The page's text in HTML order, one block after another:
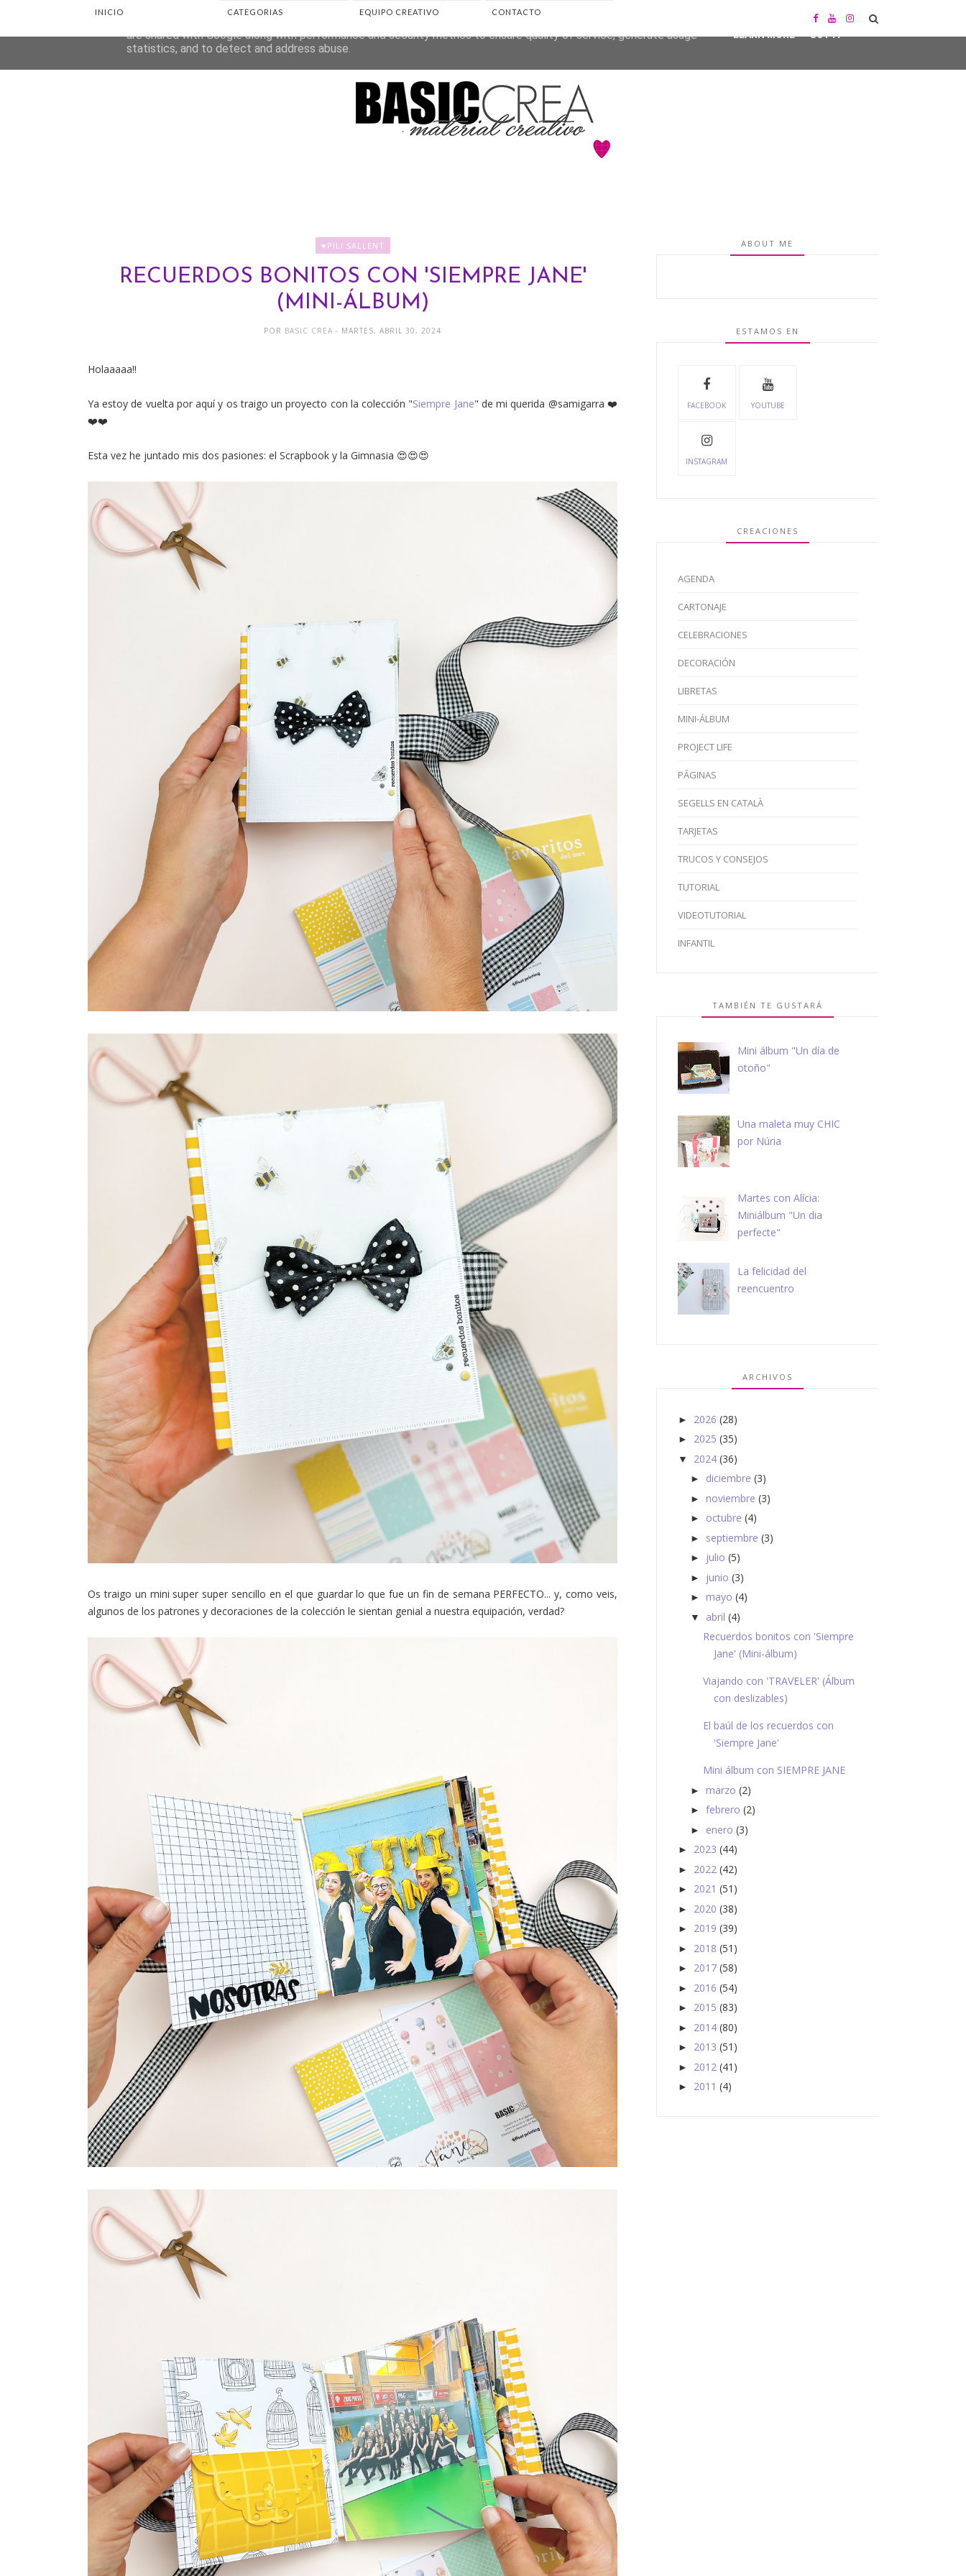
INICIO CATEGORIAS EQUIPO CREATIVO CONTACTO
♥PILI SALLENT
RECUERDOS BONITOS CON 'SIEMPRE JANE'
(MINI-ÁLBUM)
POR BASIC CREA - MARTES, ABRIL 30, 2024
Holaaaaa!!
Ya estoy de vuelta por aquí y os traigo un proyecto con la colección "Siempre Jane" de mi querida @samigarra ❤️
❤️❤️
Esta vez he juntado mis dos pasiones: el Scrapbook y la Gimnasia 😍😍😍
Os traigo un mini super super sencillo en el que guardar lo que fue un fin de semana PERFECTO... y, como veis,
algunos de los patrones y decoraciones de la colección le sientan genial a nuestra equipación, verdad?
ABOUT ME
ESTAMOS EN
FACEBOOK YOUTUBE
INSTAGRAM
CREACIONES
AGENDA
CARTONAJE
CELEBRACIONES
DECORACIÓN
LIBRETAS
MINI-ÁLBUM
PROJECT LIFE
PÁGINAS
SEGELLS EN CATALÀ
TARJETAS
TRUCOS Y CONSEJOS
TUTORIAL
VIDEOTUTORIAL
INFANTIL
TAMBIÉN TE GUSTARÁ
Mini álbum "Un día de
otoño"
Una maleta muy CHIC
por Núria
Martes con Alícia:
Miniálbum "Un dia
perfecte"
La felicidad del
reencuentro
ARCHIVOS
► 2026 (28)
► 2025 (35)
▼ 2024 (36)
► diciembre (3)
► noviembre (3)
► octubre (4)
► septiembre (3)
► julio (5)
► junio (3)
► mayo (4)
▼ abril (4)
Recuerdos bonitos con 'Siempre
Jane' (Mini-álbum)
Viajando con 'TRAVELER' (Álbum
con deslizables)
El baúl de los recuerdos con
'Siempre Jane'
Mini álbum con SIEMPRE JANE
► marzo (2)
► febrero (2)
► enero (3)
► 2023 (44)
► 2022 (42)
► 2021 (51)
► 2020 (38)
► 2019 (39)
► 2018 (51)
► 2017 (58)
► 2016 (54)
► 2015 (83)
► 2014 (80)
► 2013 (51)
► 2012 (41)
► 2011 (4)
This site uses cookies from Google to deliver its services and to analyze traffic. Your IP address and user-agent
are shared with Google along with performance and security metrics to ensure quality of service, generate usage
statistics, and to detect and address abuse.
LEARN MORE GOT IT